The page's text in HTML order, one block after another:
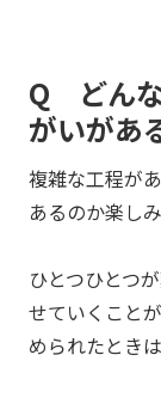
Q どんな
がいがあ
複雑な工程が
あるのか楽しみ
ひとつひとつ
せていくこと
められたとき